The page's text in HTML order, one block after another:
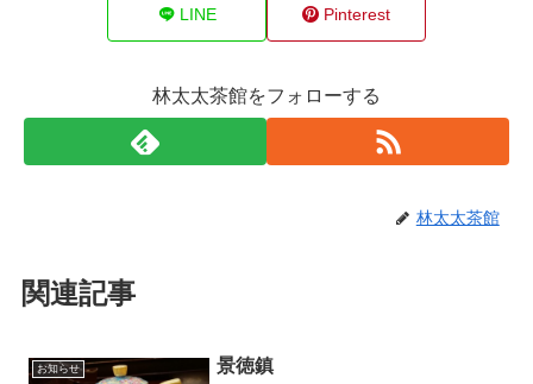
LINE Pinterest
林太太茶館をフォローする
林太太茶館
関連記事
お知らせ 景徳鎮